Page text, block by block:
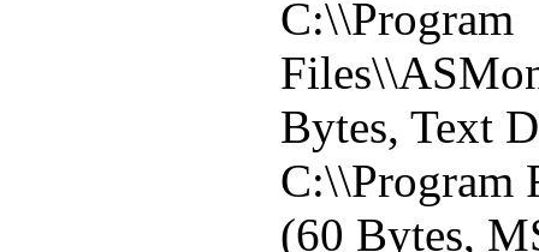
C:\\Program
Bytes, Text
C:\\Program
(60 Bytes,